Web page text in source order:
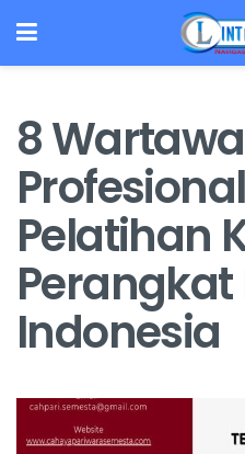
8
Pelatihan
Perangkat
Indonesia